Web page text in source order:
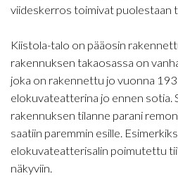
viideskerros toimivat puolestaan
Kiistola-talo on pääosin
rakennuksen takaosassa on
joka on rakennettu jo vuonna
elokuvateatterina jo ennen sotia.
rakennuksen tilanne parani
saatiin paremmin esille.
elokuvateatterisalin poimutettu
näkyviin.